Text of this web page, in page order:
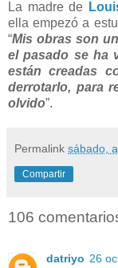
La madre de
ella empezó a
“Mis obras son
el pasado se ha
están creadas
derrotarlo, para
olvido”.
Permalink sábado,
Compartir
106
datriyo 26